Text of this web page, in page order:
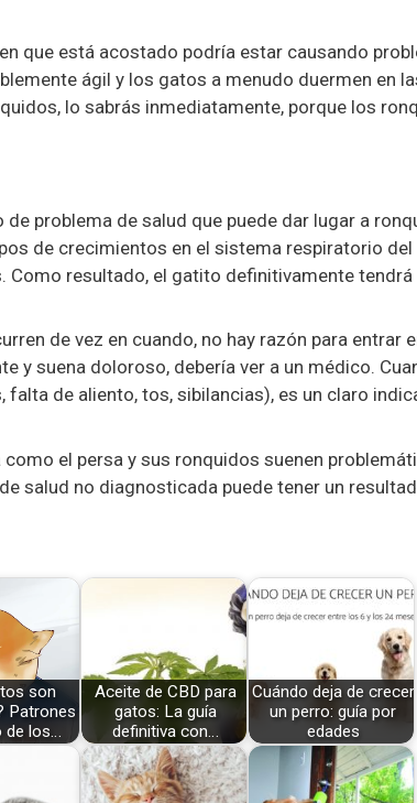
que está acostado podría estar causando
ágil y los gatos a menudo duermen en
lo sabrás inmediatamente, porque los
problema de salud que puede dar lugar a
de crecimientos en el sistema respiratorio del
Como resultado, el gatito definitivamente
de vez en cuando, no hay razón para entrar
y suena doloroso, debería ver a un médico.
de aliento, tos, sibilancias), es un claro
el persa y sus ronquidos suenen
salud no diagnosticada puede tener un
son
Patrones
de los…
Aceite de CBD para
gatos: La guía
definitiva con…
Cuándo deja de crecer
un perro: guía por
edades